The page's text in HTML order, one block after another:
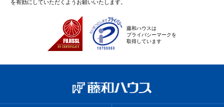
を有効にしていただくようお願いいたします。
藤和ハウスは
プライバシーマークを
取得しています